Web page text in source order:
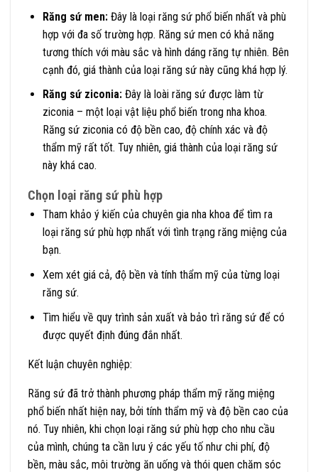
Răng sứ men:Đây là loại răng sứ phổ biến nhất và phù
hợp với đa số trường hợp. Răng sứ men có khả năng
tương thích với màu sắc và hình dáng răng tự nhiên. Bên
cạnh đó, giá thành của loại răng sứ này cũng khá hợp lý.
Răng sứ ziconia:Đây là loài răng sứ được làm từ
ziconia – một loại vật liệu phổ biến trong nha khoa.
Răng sứ ziconia có độ bền cao, độ chính xác và độ
thẩm mỹ rất tốt. Tuy nhiên, giá thành của loại răng sứ
này khá cao.
Chọn loại răng sứ phù hợp
Tham khảo ý kiến ​​của chuyên gia nha khoa để tìm ra
loại răng sứ phù hợp nhất với tình trạng răng miệng của
bạn.
Xem xét giá cả, độ bền và tính thẩm mỹ của từng loại
răng sứ.
Tìm hiểu về quy trình sản xuất và bảo trì răng sứ để có
được quyết định đúng đắn nhất.
Kết luận chuyên nghiệp:
Răng sứ đã trở thành phương pháp thẩm mỹ răng miệng
phổ biến nhất hiện nay, bởi tính thẩm mỹ và độ bền cao của
nó. Tuy nhiên, khi chọn loại răng sứ phù hợp cho nhu cầu
của mình, chúng ta cần lưu ý các yếu tố như chi phí, độ
bền, màu sắc, môi trường ăn uống và thói quen chăm sóc